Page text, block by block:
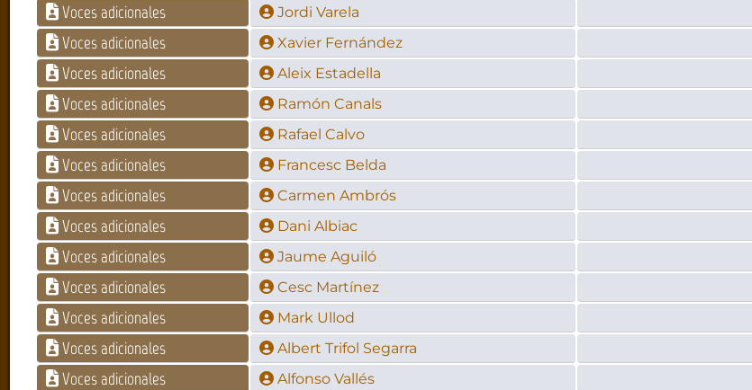
Voces adicionales Jordi Varela
Voces adicionales Xavier Fernández
Voces adicionales Aleix Estadella
Voces adicionales Ramón Canals
Voces adicionales Rafael Calvo
Voces adicionales Francesc Belda
Voces adicionales Carmen Ambrós
Voces adicionales Dani Albiac
Voces adicionales Jaume Aguiló
Voces adicionales Cesc Martínez
Voces adicionales Mark Ullod
Voces adicionales Albert Trifol Segarra
Voces adicionales Alfonso Vallés